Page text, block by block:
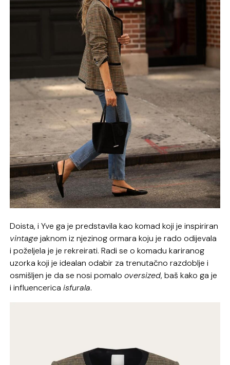
Doista, i Yve ga je predstavila kao komad koji je inspiriran
vintagejaknom iz njezinog ormara koju je rado odijevala
i poželjela je je rekreirati. Radi se o komadu kariranog
uzorka koji je idealan odabir za trenutačno razdoblje i
osmišljen je da se nosi pomalooversized, baš kako ga je
i influencericaisfurala.